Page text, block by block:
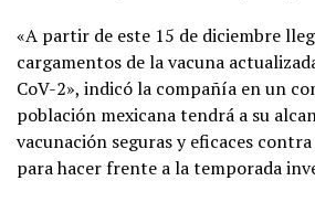
«A partir de este 15 de diciembre
cargamentos de la vacuna
CoV-2», indicó la compañía en un
población mexicana tendrá a su
vacunación seguras y eficaces
para hacer frente a la temporada